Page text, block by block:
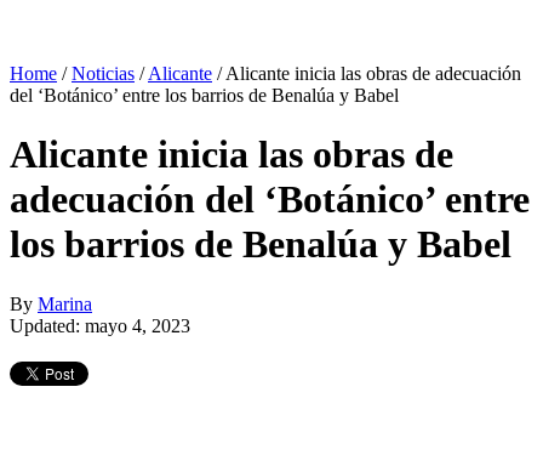
Home /Noticias /Alicante /Alicante inicia las obras de adecuación
del ‘Botánico’ entre los barrios de Benalúa y Babel
Alicante inicia las obras de
adecuación del ‘Botánico’ entre
los barrios de Benalúa y Babel
By Marina
Updated: mayo 4, 2023